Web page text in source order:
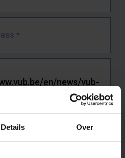
Details Over
*
page where you encountered the error.